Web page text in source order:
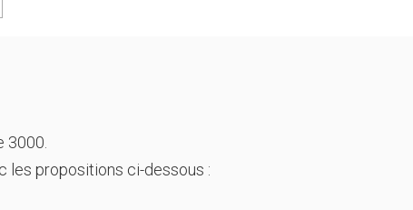
3000.
les propositions ci-dessous :